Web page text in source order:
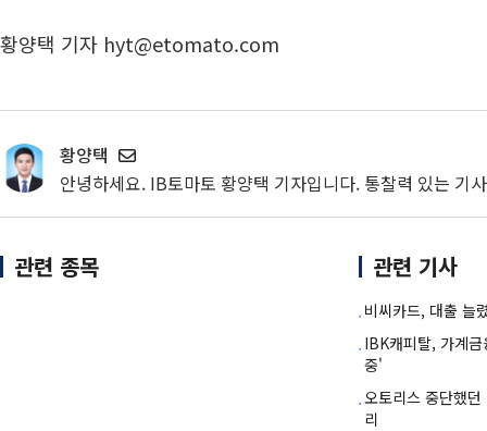
황양택 기자 hyt@etomato.com
황양택
안녕하세요. IB토마토 황양택 기자입니다. 통찰력 있는 기
관련 종목 관련 기사
비씨카드, 대출 늘
IBK캐피탈, 가계
중'
오토리스 중단했
리